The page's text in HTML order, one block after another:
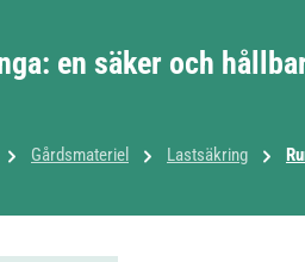
en säker och
Gårdsmateriel Lastsäkring